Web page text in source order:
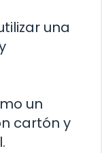
una
un
cartón y